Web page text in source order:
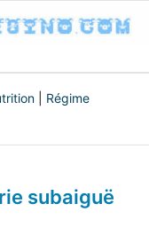
Régime
subaiguë